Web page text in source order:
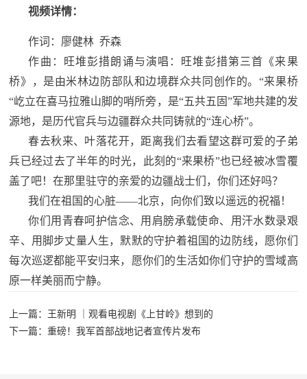
视频详情：
作词：廖健林 乔森
作曲：旺堆彭措朗诵与演唱：旺堆彭措第三首《来果
桥》，是由米林边防部队和边境群众共同创作的。“来果桥
“屹立在喜马拉雅山脚的哨所旁，是“五共五固”军地共建的发
源地，是历代官兵与边疆群众共同铸就的“连心桥”。
春去秋来、叶落花开，距离我们去看望这群可爱的子弟
兵已经过去了半年的时光，此刻的“来果桥”也已经被冰雪覆
盖了吧！在那里驻守的亲爱的边疆战士们，你们还好吗？
我们在祖国的心脏——北京，向你们致以遥远的祝福！
你们用青春呵护信念、用肩膀承载使命、用汗水数录艰
辛、用脚步丈量人生，默默的守护着祖国的边防线，愿你们
每次巡逻都能平安归来，愿你们的生活如你们守护的雪域高
原一样美丽而宁静。
上一篇：王新明 ｜观看电视剧《上甘岭》想到的
下一篇：重磅！我军首部战地记者宣传片发布